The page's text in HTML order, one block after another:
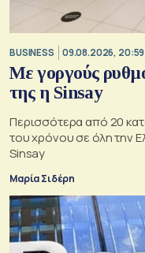
BUSINESS 09.08.2026, 20:59
Με γοργούς
της η Sinsay
Περισσότερα από 20
του χρόνου σε όλη την
Sinsay
Μαρία Σιδέρη